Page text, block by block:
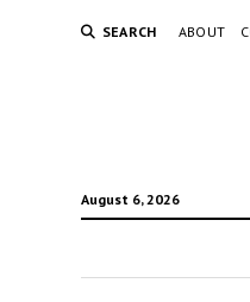
SEARCH ABOUT
August 6, 2026